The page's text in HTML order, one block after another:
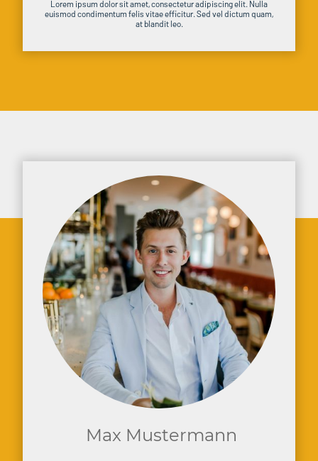
Lorem ipsum dolor sit amet, consectetur adipiscing elit. Nulla
euismod condimentum felis vitae efficitur. Sed vel dictum quam,
at blandit leo.
Max Mustermann